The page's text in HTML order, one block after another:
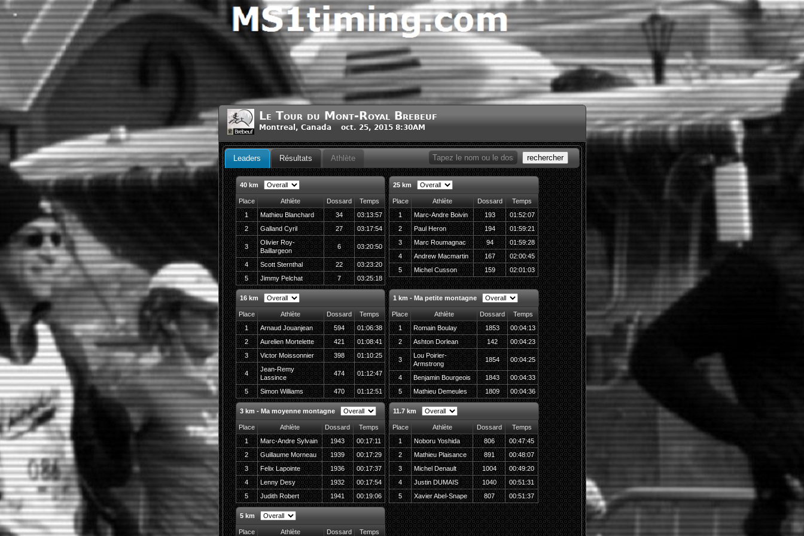
Le Tour du Mont-Royal Brebeuf
Montreal, Canada oct. 25, 2015 8:30AM
rechercher
Leaders Résultats Athlète
40 km
Place Athlète Dossard
Temps
1
Mathieu Blanchard 34
03:13:57
2
Galland Cyril 27 03:17:54
3
Olivier Roy-
Baillargeon
6 03:20:50
4 Scott Sternthal 22
03:23:20
5
Jimmy Pelchat 7 03:25:18
25 km
Place Athlète Dossard
Temps
1
Marc-Andre Boivin 193
01:52:07
2
Paul Heron 194
01:59:21
3
Marc Roumagnac 94
01:59:28
4
Andrew Macmartin 167
02:00:45
5
Michel Cusson 159 02:01:03
16 km
Place Athlète Dossard
Temps
1
Arnaud Jouanjean 594
01:06:38
2
Aurelien Mortelette 421
01:08:41
3
Victor Moissonnier 398 01:10:25
4
Jean-Remy
Lassince
474 01:12:47
5 Simon Williams 470 01:12:51
1 km - Ma petite montagne
Place Athlète Dossard
Temps
1
Romain Boulay 1853
00:04:13
2
Ashton Dorlean 142 00:04:23
3
Lou Poirier-
Armstrong
1854 00:04:25
4 Benjamin Bourgeois 1843
00:04:33
5
Mathieu Demeules 1809 00:04:36
3 km - Ma moyenne montagne
Place Athlète Dossard
Temps
1
Marc-Andre Sylvain 1943
00:17:11
2
Guillaume Morneau 1939
00:17:29
3
Felix Lapointe 1936
00:17:37
4
Lenny Desy 1932
00:17:54
5
Judith Robert 1941 00:19:06
11.7 km
Place Athlète Dossard
Temps
1
Noboru Yoshida 806
00:47:45
2
Mathieu Plaisance 891
00:48:07
3
Michel Denault 1004
00:49:20
4
Justin DUMAIS 1040
00:51:31
5
Xavier Abel-Snape 807 00:51:37
5 km
Place Athlète Dossard Temps